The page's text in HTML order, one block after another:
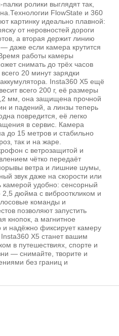
ролики выглядят так,
FlowState и 360
картинку идеально плавной:
от неровностей дороги
а вторая держит линию
— даже если камера крутится
работы камеры
снимать до трёх часов
20 минут зарядки
Insta360 X5 ещё
всего 200 г, её размеры
мм, она защищена прочной
и падений, а линзы теперь
повредится, её легко
в сервис. Камера
до 15 метров и стабильно
так и на жаре.
с ветрозащитой и
чётко передаёт
ветра и лишние шумы,
звук даже на скорости или
камерой удобно: сенсорный
2,5 дюйма с виброоткликом и
команды и
позволяют запустить
кнопок, а магнитное
и надёжно фиксирует камеру
X5 станет вашим
в путешествиях, спорте и
— снимайте, творите и
без границ и